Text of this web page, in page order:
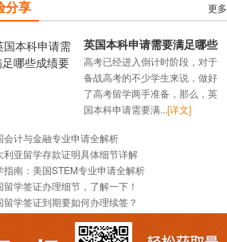
分享 更多
英国本科申请需要满足哪些
成绩要求？
高考已经进入倒计时阶段，对于
备战高考的不少学生来说，做好
了高考留学两手准备，那么，英
国本科申请需要满...[详文]
会计与金融专业申请全解析
利亚留学存款证明具体细节详解
指南：美国STEM专业申请全解析
留学签证办理细节，了解一下！
留学签证到期要如何办理续签？